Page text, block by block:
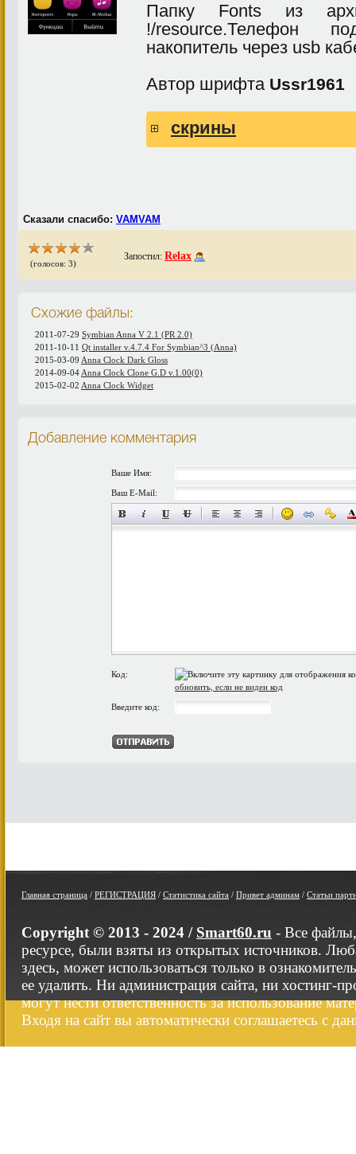
Папку Fonts из
!/resource.Телефон
накопитель через usb
Автор шрифта Ussr1961
скрины
Сказали спасибо: VAMVAM
(голосов: 3)
Запостил: Relax
Схожие файлы:
2011-07-29 Symbian Anna V 2.1 (PR 2.0)
2011-10-11 Qt installer v.4.7.4 For Symbian^3 (Anna)
2015-03-09 Anna Clock Dark Gloss
2014-09-04 Anna Clock Clone G.D v.1.00(0)
2015-02-02 Anna Clock Widget
Добавление комментария
Ваше Имя:
Ваш E-Mail:
Код:
обновить, если не виден код
Введите код:
Главная страница / РЕГИСТРАЦИЯ / Статистика сайта / Привет админам / Статьи
Copyright © 2013 - 2024 / Smart60.ru - Все
ресурсе, были взяты из открытых источников.
здесь, может использоваться только в
ее удалить. Ни администрация сайта, ни хостинг-
могут нести ответственность за использование
Входя на сайт вы автоматически соглашаетесь с